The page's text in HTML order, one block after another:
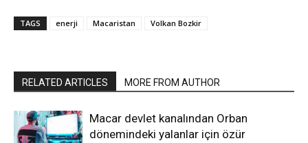
TAGS enerji Macaristan Volkan Bozkir
RELATED ARTICLES MORE FROM AUTHOR
Macar devlet kanalından Orban
dönemindeki yalanlar için özür